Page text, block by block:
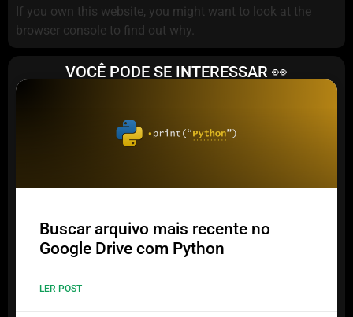
If you own this website, you might want to look at the
browser console to find out why.
VOCÊ PODE SE INTERESSAR 👀
Buscar arquivo mais recente no
Google Drive com Python
LER POST